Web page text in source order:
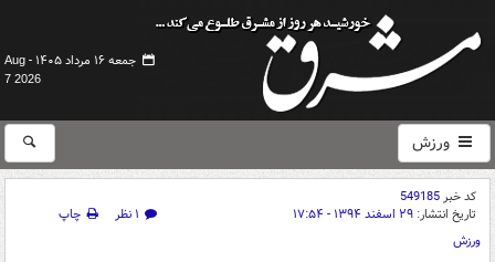
جمعه ۱۶ مرداد ۱۴۰۵ -
Aug
7 2026
ورزش
کد خبر549185
تاریخ انتشار: ۲۹ اسفند ۱۳۹۴ - ۱۷:۵۴ ۱ نظر
چاپ
ورزش